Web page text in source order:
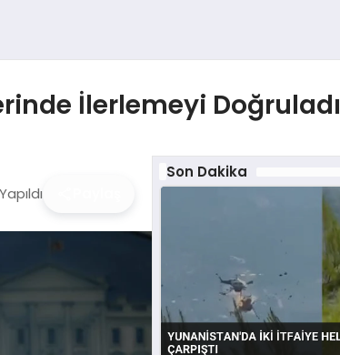
İlerlemeyi Doğruladı
Son Dakika